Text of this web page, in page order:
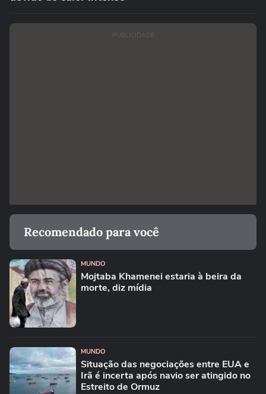
PUBLICIDADE
Recomendado para você
MUNDO
Mojtaba Khamenei estaria à beira da
morte, diz mídia
MUNDO
Situação das negociações entre EUA e
Irã é incerta após navio ser atingido no
Estreito de Ormuz